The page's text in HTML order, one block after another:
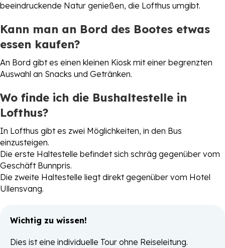
beeindruckende Natur genießen, die Lofthus umgibt.
Kann man an Bord des Bootes etwas
essen kaufen?
An Bord gibt es einen kleinen Kiosk mit einer begrenzten
Auswahl an Snacks und Getränken.
Wo finde ich die Bushaltestelle in
Lofthus?
In Lofthus gibt es zwei Möglichkeiten, in den Bus
einzusteigen.
Die erste Haltestelle befindet sich schräg gegenüber vom
Geschäft Bunnpris.
Die zweite Haltestelle liegt direkt gegenüber vom Hotel
Ullensvang.
Wichtig zu wissen!
Dies ist eine individuelle Tour ohne Reiseleitung.